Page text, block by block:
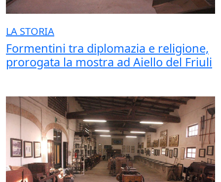
LA STORIA
Formentini tra diplomazia e religione,
prorogata la mostra ad Aiello del Friuli